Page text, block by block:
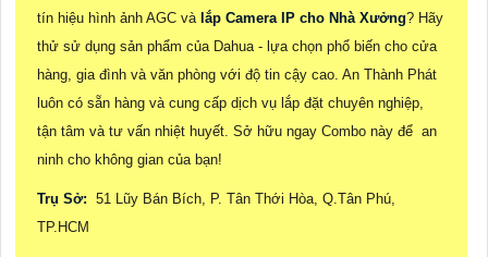
tín hiệu hình ảnh AGC vàlắp Camera IP cho Nhà Xưởng? Hãy
thử sử dụng sản phẩm của Dahua - lựa chọn phổ biến cho cửa
hàng, gia đình và văn phòng với độ tin cậy cao. An Thành Phát
luôn có sẵn hàng và cung cấp dịch vụ lắp đặt chuyên nghiệp,
tận tâm và tư vấn nhiệt huyết. Sở hữu ngay Combo này để an
ninh cho không gian của bạn!
Trụ Sở: 51 Lũy Bán Bích, P. Tân Thới Hòa, Q.Tân Phú,
TP.HCM